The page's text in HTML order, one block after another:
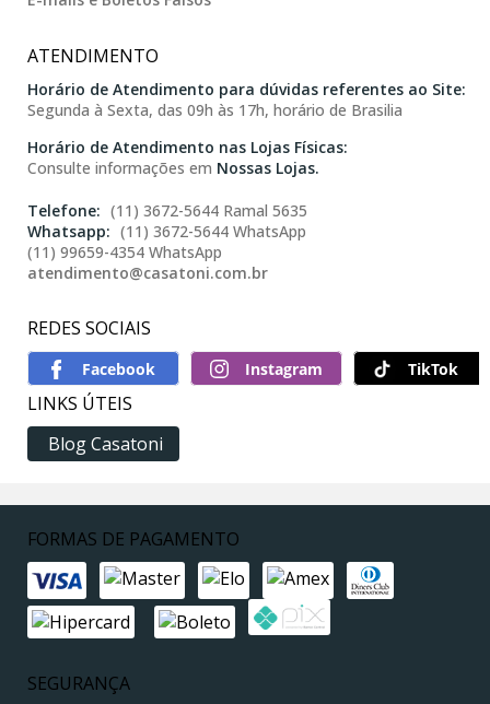
ATENDIMENTO
Horário de Atendimento para dúvidas referentes ao Site:
Segunda à Sexta, das 09h às 17h, horário de Brasilia
Horário de Atendimento nas Lojas Físicas:
Consulte informações em Nossas Lojas.
(11) 3672-5644 Ramal 5635
(11) 3672-5644 WhatsApp
(11) 99659-4354 WhatsApp
atendimento@casatoni.com.br
REDES SOCIAIS
TikTok
LINKS ÚTEIS
Blog Casatoni
FORMAS DE PAGAMENTO
SEGURANÇA